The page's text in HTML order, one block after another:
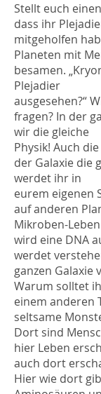
Stellt euch
dass ihr
mitgeholfen
Planeten mit
besamen.
Plejadier
ausgesehen?“
fragen? In der
wir die gleiche
Physik! Auch
der Galaxie die
werdet ihr in
eurem eigenen
auf anderen
Mikroben-Leben
wird eine DNA
werdet
ganzen Galaxie
Warum solltet
einem anderen
seltsame
Dort sind
hier Leben
auch dort
Hier wie dort